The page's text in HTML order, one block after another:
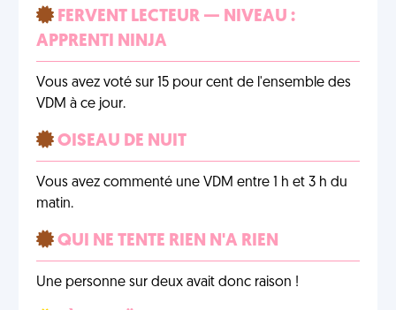
FERVENT LECTEUR — NIVEAU :
APPRENTI NINJA
Vous avez voté sur 15 pour cent de l'ensemble des
VDM à ce jour.
OISEAU DE NUIT
Vous avez commenté une VDM entre 1 h et 3 h du
matin.
QUI NE TENTE RIEN N'A RIEN
Une personne sur deux avait donc raison !